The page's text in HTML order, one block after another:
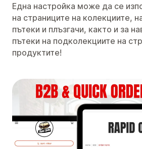
Една настройка може да се
на страниците на колекциите,
пътеки и плъзгачи, както и за
пътеки на подколекциите на
продуктите!